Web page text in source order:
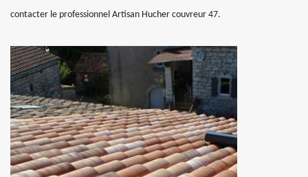
contacter le professionnel Artisan Hucher couvreur 47.